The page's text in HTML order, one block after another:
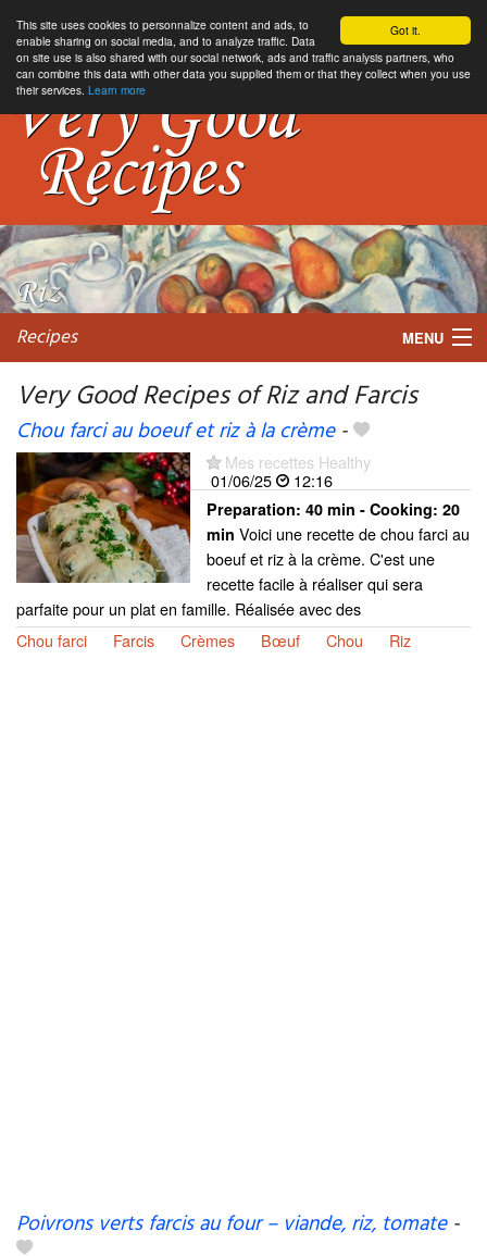
Got it.
This site uses cookies to personnalize content and ads, to
enable sharing on social media, and to analyze traffic. Data
on site use is also shared with our social network, ads and traffic analysis partners, who
can combine this data with other data you supplied them or that they collect when you use
their services. Learn more
Recipes MENU
My favorite blogs
Very Good Recipes of Riz and Farcis
Chou farci au boeuf et riz à la crème-
Mes recettes Healthy
01/06/25
12:16
Preparation: 40 min - Cooking: 20
min Voici une recette de chou farci au
boeuf et riz à la crème. C'est une
recette facile à réaliser qui sera
parfaite pour un plat en famille. Réalisée avec des
Chou farci
Farcis Crèmes Bœuf Chou Riz
Poivrons verts farcis au four – viande, riz, tomate-